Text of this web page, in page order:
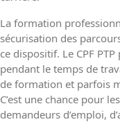
La formation
sécurisation des
ce dispositif. Le CPF
pendant le temps de
de formation et parfois
C’est une chance pour
demandeurs d’emploi,